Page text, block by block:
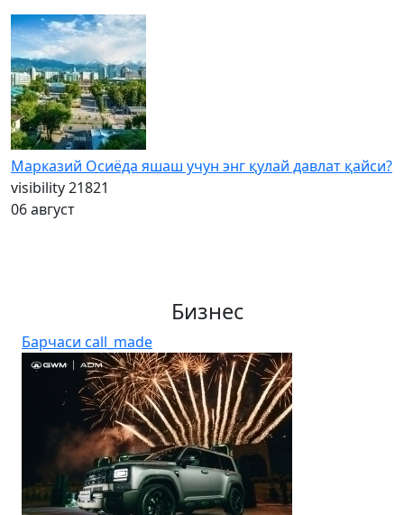
Марказий Осиёда яшаш учун энг қулай давлат қайси?
visibility21821
06 август
Бизнес
Барчаси call_made